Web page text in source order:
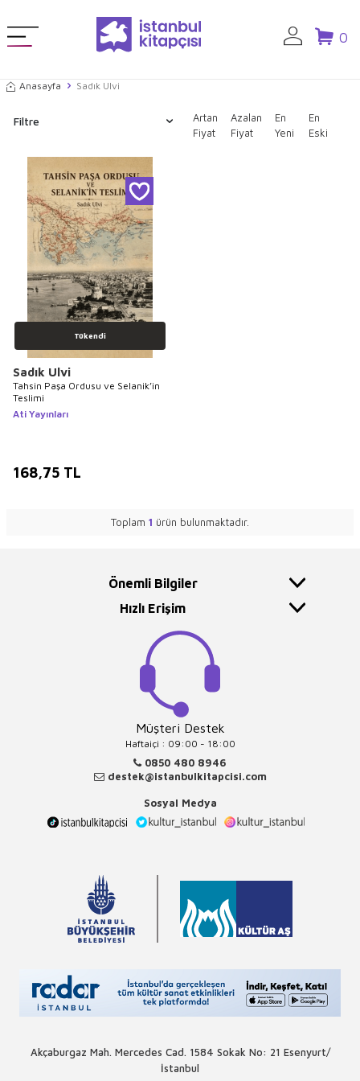
0
Anasayfa Sadık Ulvi
Filtre
Artan
Fiyat
Azalan
Fiyat
En
Yeni
En
Eski
Tükendi
Sadık Ulvi
Tahsin Paşa Ordusu ve Selanik’in
Teslimi
Ati Yayınları
168,75 TL
Toplam 1 ürün bulunmaktadır.
Önemli Bilgiler
Hızlı Erişim
Müşteri Destek
Haftaiçi : 09:00 - 18:00
0850 480 8946
destek@istanbulkitapcisi.com
Sosyal Medya
Akçaburgaz Mah. Mercedes Cad. 1584 Sokak No: 21 Esenyurt/
İstanbul